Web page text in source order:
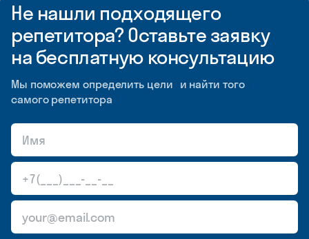
Не нашли подходящего
репетитора? Оставьте заявку
на бесплатную консультацию
Мы поможем определить цели и найти того
самого репетитора